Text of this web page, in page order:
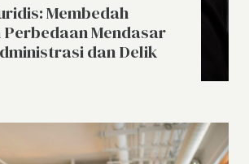
Membedah
Mendasar
dan Delik